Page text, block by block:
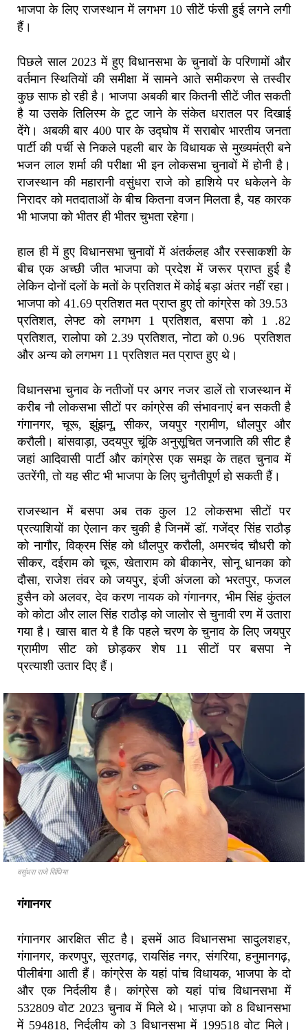
भाजपा के लिए राजस्थान में लगभग 10 सीटें फंसी हुई लगने लगी
हैं।
पिछले साल 2023 में हुए विधानसभा के चुनावों के परिणामों और
वर्तमान स्थितियों की समीक्षा में सामने आते समीकरण से तस्वीर
कुछ साफ हो रही है। भाजपा अबकी बार कितनी सीटें जीत सकती
है या उसके तिलिस्म के टूट जाने के संकेत धरातल पर दिखाई
देंगे। अबकी बार 400 पार के उद्घोष में सराबोर भारतीय जनता
पार्टी की पर्ची से निकले पहली बार के विधायक से मुख्यमंत्री बने
भजन लाल शर्मा की परीक्षा भी इन लोकसभा चुनावों में होनी है।
राजस्थान की महारानी वसुंधरा राजे को हाशिये पर धकेलने के
निरादर को मतदाताओं के बीच कितना वजन मिलता है, यह कारक
भी भाजपा को भीतर ही भीतर चुभता रहेगा।
हाल ही में हुए विधानसभा चुनावों में अंतर्कलह और रस्साकशी के
बीच एक अच्छी जीत भाजपा को प्रदेश में जरूर प्राप्त हुई है
लेकिन दोनों दलों के मतों के प्रतिशत में कोई बड़ा अंतर नहीं रहा।
भाजपा को 41.69 प्रतिशत मत प्राप्त हुए तो कांग्रेस को 39.53
प्रतिशत, लेफ्ट को लगभग 1 प्रतिशत, बसपा को 1 .82
प्रतिशत, रालोपा को 2.39 प्रतिशत, नोटा को 0.96 प्रतिशत
और अन्य को लगभग 11 प्रतिशत मत प्राप्त हुए थे।
विधानसभा चुनाव के नतीजों पर अगर नजर डालें तो राजस्‍थान में
करीब नौ लोकसभा सीटों पर कांग्रेस की संभावनाएं बन सकती है
गंगानगर, चूरू, झुंझनू, सीकर, जयपुर ग्रामीण, धौलपुर और
करौली। बांसवाड़ा, उदयपुर चूंकि अनुसूचित जनजाति की सीट है
जहां आदिवासी पार्टी और कांग्रेस एक समझ के तहत चुनाव में
उतरेंगी, तो यह सीट भी भाजपा के लिए चुनौतीपूर्ण हो सकती हैं।
राजस्थान में बसपा अब तक कुल 12 लोकसभा सीटों पर
प्रत्याशियों का ऐलान कर चुकी है जिनमें डॉ. गजेंद्र सिंह राठौड़
को नागौर, विक्रम सिंह को धौलपुर करौली, अमरचंद चौधरी को
सीकर, दईराम को चूरू, खेताराम को बीकानेर, सोनू धानका को
दौसा, राजेश तंवर को जयपुर, इंजी अंजला को भरतपुर, फजल
हुसैन को अलवर, देव करण नायक को गंगानगर, भीम सिंह कुंतल
को कोटा और लाल सिंह राठौड़ को जालोर से चुनावी रण में उतारा
गया है। खास बात ये है कि पहले चरण के चुनाव के लिए जयपुर
ग्रामीण सीट को छोड़कर शेष 11 सीटों पर बसपा ने
प्रत्याशी उतार दिए हैं।
वसुंधरा राजे सिंधिया
गंगानगर
गंगानगर आरक्षित सीट है। इसमें आठ विधानसभा सादुलशहर,
गंगानगर, करणपुर, सूरतगढ़, रायसिंह नगर, संगरिया, हनुमानगढ़,
पीलीबंगा आती हैं। कांग्रेस के यहां पांच विधायक, भाजपा के दो
और एक निर्दलीय है। कांग्रेस को यहां पांच विधानसभा में
532809 वोट 2023 चुनाव में मिले थे। भाज़पा को 8 विधानसभा
में 594818, निर्दलीय को 3 विधानसभा में 199518 वोट मिले।